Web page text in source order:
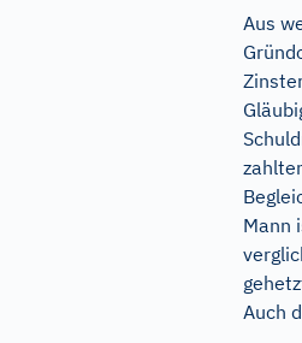
Aus
Mann
Auch